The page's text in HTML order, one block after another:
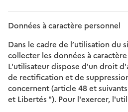
Données à caractère personnel
Dans le cadre de l’utilisation du
collecter les données à
L'utilisateur dispose d'un droit
de rectification et de
concernent (article 48 et
et Libertés "). Pour l'exercer,